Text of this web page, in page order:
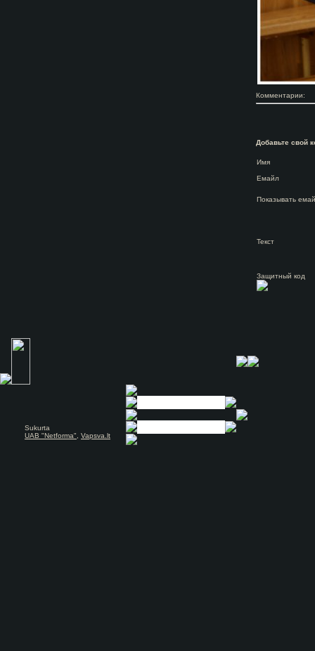
Комментарии:
Добавьте свой
Имя
Емайл
Показывать
Текст
Защитный код
Sukurta
UAB "Netforma"
Vapsva.lt